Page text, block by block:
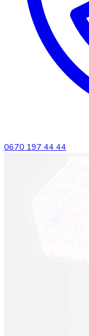
0670 197 44 44